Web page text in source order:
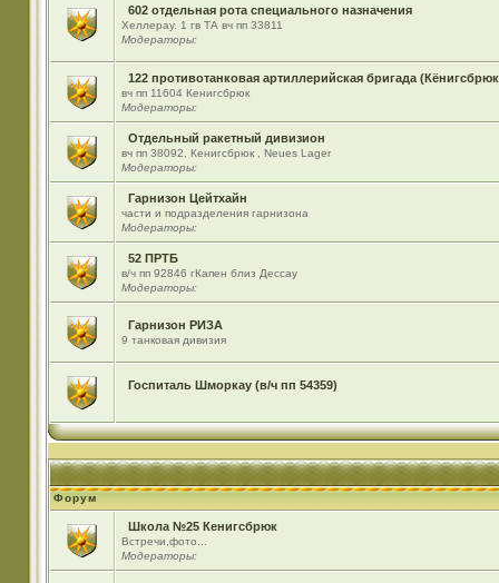
602 отдельная рота специального назначения
Хеллерау. 1 гв ТА вч пп 33811
Модераторы:
122 противотанковая артиллерийская бригада
вч пп 11604 Кенигсбрюк
Модераторы:
Отдельный ракетный дивизион
вч пп 38092, Кенигсбрюк , Neues Lager
Модераторы:
Гарнизон Цейтхайн
части и подразделения гарнизона
Модераторы:
52 ПРТБ
в/ч пп 92846 гКапен близ Дессау
Модераторы:
Гарнизон РИЗА
9 танковая дивизия
Госпиталь Шморкау (в/ч пп 54359)
Форум
Школа №25 Кенигсбрюк
Встречи,фото...
Модераторы: